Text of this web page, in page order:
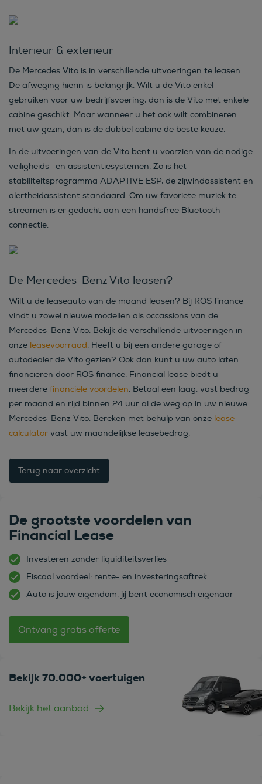
Interieur & exterieur
De Mercedes Vito is in verschillende uitvoeringen te leasen.
De afweging hierin is belangrijk. Wilt u de Vito enkel
gebruiken voor uw bedrijfsvoering, dan is de Vito met enkele
cabine geschikt. Maar wanneer u het ook wilt combineren
met uw gezin, dan is de dubbel cabine de beste keuze.
In de uitvoeringen van de Vito bent u voorzien van de nodige
veiligheids- en assistentiesystemen. Zo is het
stabiliteitsprogramma ADAPTIVE ESP, de zijwindassistent en
alertheidassistent standaard. Om uw favoriete muziek te
streamen is er gedacht aan een handsfree Bluetooth
connectie.
De Mercedes-Benz Vito leasen?
Wilt u de leaseauto van de maand leasen? Bij ROS finance
vindt u zowel nieuwe modellen als occassions van de
Mercedes-Benz Vito. Bekijk de verschillende uitvoeringen in
onze leasevoorraad. Heeft u bij een andere garage of
autodealer de Vito gezien? Ook dan kunt u uw auto laten
financieren door ROS finance. Financial lease biedt u
meerdere financiële voordelen. Betaal een laag, vast bedrag
per maand en rijd binnen 24 uur al de weg op in uw nieuwe
Mercedes-Benz Vito. Bereken met behulp van onze lease
calculator vast uw maandelijkse leasebedrag.
Terug naar overzicht
De grootste voordelen van
Financial Lease
Investeren zonder liquiditeitsverlies
Fiscaal voordeel: rente- en investeringsaftrek
Auto is jouw eigendom, jij bent economisch eigenaar
Ontvang gratis offerte
Bekijk 70.000+ voertuigen
Bekijk het aanbod